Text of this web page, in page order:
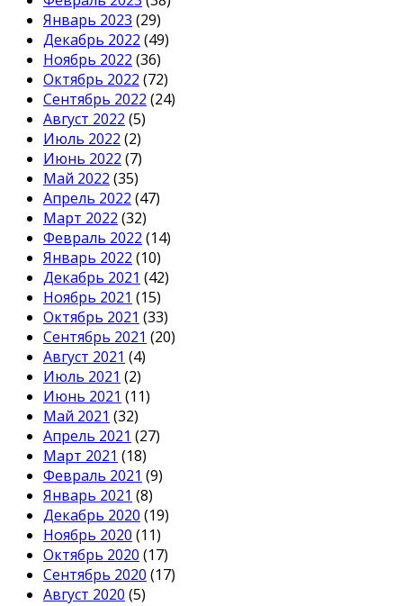
Январь 2023 (29)
Декабрь 2022 (49)
Ноябрь 2022 (36)
Октябрь 2022 (72)
Сентябрь 2022 (24)
Август 2022 (5)
Июль 2022 (2)
Июнь 2022 (7)
Май 2022 (35)
Апрель 2022 (47)
Март 2022 (32)
Февраль 2022 (14)
Январь 2022 (10)
Декабрь 2021 (42)
Ноябрь 2021 (15)
Октябрь 2021 (33)
Сентябрь 2021 (20)
Август 2021 (4)
Июль 2021 (2)
Июнь 2021 (11)
Май 2021 (32)
Апрель 2021 (27)
Март 2021 (18)
Февраль 2021 (9)
Январь 2021 (8)
Декабрь 2020 (19)
Ноябрь 2020 (11)
Октябрь 2020 (17)
Сентябрь 2020 (17)
Август 2020 (5)